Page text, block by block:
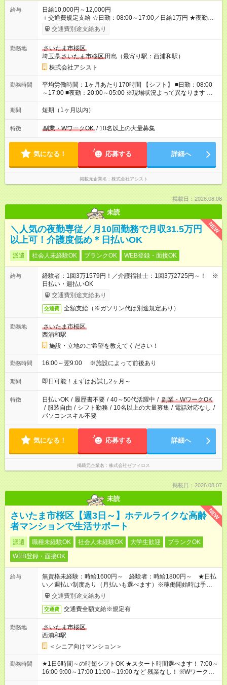
給与
日給10,000円～12,000円
＋交通費規定支給 ☆日勤：08:00～17:00／日給1万円 ★夜勤：
20:00～05:00／日給1万2000円 -:+:-:+:-:+:-:+:-:+:- 日勤＋夜勤で 1
日『2万2000円』も稼げる！ -:+:-:+:-:+:-:+:-:+:- ■選べる支払い方
べる！ 日払いは、当日に『現金全額』手渡しです♪ ■残業手当
別途支給 ■日給全額保障あり ┗予定時間より早く終わっても日給
は満額支給！ ■資格手当あり ┗施設警備2級など 【試用期間】
試用期間なし
交通費別途支給あり
勤務地
さいたま市桜区
埼玉県さいたま市桜区 田島（最寄り駅：西浦和駅）
株式会社アシスト
勤務時間
平均労働時間：1ヶ月あたり170時間 【シフト】 ■日勤：08:00
～17:00 ■夜勤：20:00～05:00 ※現場状況よって異なります ※早
く終われば1現場4～8時間勤務もあり ☆週3～勤務OK！ ☆現場
が早く終わっても日給全額保証！ ☆ご希望の方は「日勤＋夜
日勤：08:00～17:00 ■夜勤：20:00～05:00 ※現場状況よって異
なります ※早く終われば1現場4～8時間勤務もあり ☆週3～勤務
OK！ ☆現場が早く終わっても日給全額保証！ ☆ご希望の方は
「日勤＋夜勤」も可能！
期間 短期（1ヶ月以内）
特徴 副業・WワークOK / 10名以上の大量募集
気になる！ 応募する 詳細へ
掲載元企業名 株式会社アシスト
掲載日：2026.08.08
未読
NEW
＼人気の夜勤専従／月10回勤務で月収31.5万円
以上可！介護度低め＊日払いOK
派遣 社会人未経験OK ブランクOK WEB登録・面接OK
給与
経験者：1回3万1579円！／介護福祉士：1回3万2725円～！ ※
日払い・週払いOK
交通費別途支給あり
交通費 全額支給（※ガソリン代は別途規定あり）
勤務地
さいたま市桜区
西浦和駅
施設・立地のご希望を教えてください！
勤務時間 16:00～翌9:00 ※施設によって前後あり
期間 即日可能！まずはお試し2ヶ月～
特徴 日払いOK / 履歴書不要 / 40～50代活躍中 / 副業・WワークOK
/ 服装自由 / シフト勤務 / 10名以上の大量募集 / 電話対応なし /
パソコンスキル不要
気になる！ 応募する 詳細へ
掲載元企業名 株式会社ゼフィロス
掲載日：2026.08.07
未読
NEW
さいたま市桜区【週3日～】ホテルライクな高齢
者マンションで生活サポート
派遣 職種未経験OK 社会人未経験OK 大学生歓迎
ブランクOK
WEB登録・面接OK
給与
無資格未経験：時給1600円～ 経験者：時給1800円～ ★日払
い／週払い制度あり（月払いも選べます）※稼働開始時は手続き
完了次第のお支払いとなります。
交通費別途支給あり
交通費 交通費全額支給※規定有
勤務地
さいたま市桜区
西浦和駅
＜シニア向けマンション＞
勤務時間
★1日6時間～の時短シフトOK ★スタート時間選べます！ 7:00～
16:00 9:00～17:00 11:00～19:00 など 残業なし！ ※Wワークの
場合、他のお仕事と合わせ週40時間超の就業はご案内できませ